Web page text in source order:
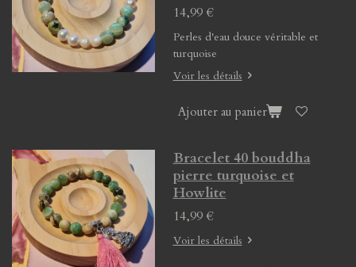
14,99 €
Perles d'eau douce véritable et
turquoise
Voir les détails
Ajouter au panier
Bracelet 40 bouddha
pierre turquoise et
Howlite
14,99 €
Voir les détails